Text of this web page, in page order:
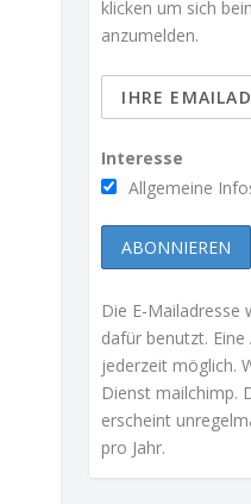
klicken um sich
anzumelden.
Interesse
Allgemeine
Die E-Mailadresse
dafür benutzt.
jederzeit möglich.
Dienst mailchimp.
erscheint
pro Jahr.